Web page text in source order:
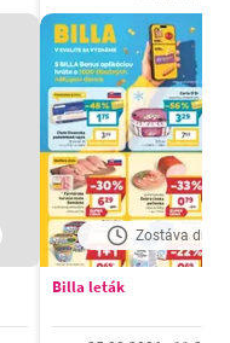
Zostáva dní: 6
Billa leták